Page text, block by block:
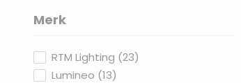
Merk
RTM Lighting (23products available
)
Lumineo (13products available
)